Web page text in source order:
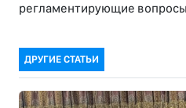
регламентирующие
ДРУГИЕ СТАТЬИ